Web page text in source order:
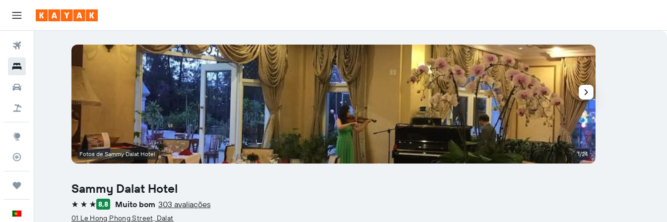
Monitorizador de voos
Sammy Dalat Hotel
3 estrelas8,8 Muito bom 303 avaliações
01 Le Hong Phong Street, Dalat
Fotos de Sammy Dalat Hotel 1/24